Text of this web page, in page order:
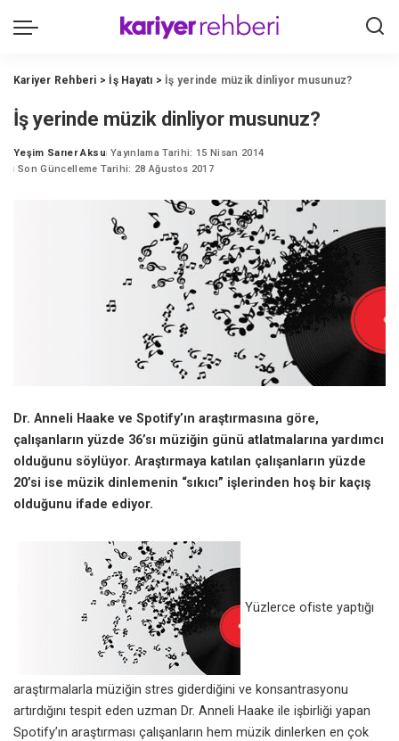
Kariyer Rehberi > İş Hayatı > İş yerinde müzik dinliyor musunuz?
İş yerinde müzik dinliyor musunuz?
Posted
by
Yeşim Sarıer Aksu Yayınlama Tarihi: 15 Nisan 2014
Son Güncelleme Tarihi: 28 Ağustos 2017
Dr. Anneli Haake ve Spotify’ın araştırmasına göre,
çalışanların yüzde 36’sı müziğin günü atlatmalarına yardımcı
olduğunu söylüyor. Araştırmaya katılan çalışanların yüzde
20’si ise müzik dinlemenin “sıkıcı” işlerinden hoş bir kaçış
olduğunu ifade ediyor.
Yüzlerce ofiste yaptığı
araştırmalarla müziğin stres giderdiğini ve konsantrasyonu
artırdığını tespit eden uzman Dr. Anneli Haake ile işbirliği yapan
Spotify’ın araştırması çalışanların hem müzik dinlerken en çok